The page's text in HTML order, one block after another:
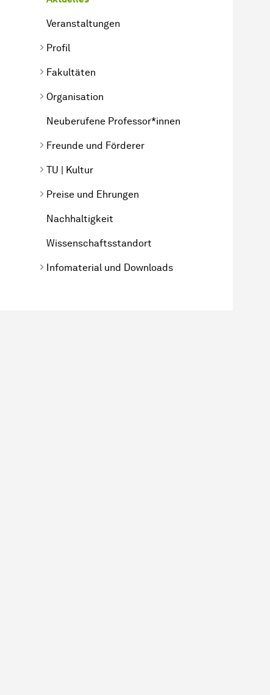
Veranstaltungen
Profil
Fakultäten
Organisation
Neuberufene Professor*innen
Freunde und Förderer
TU | Kultur
Preise und Ehrungen
Nachhaltigkeit
Wissenschaftsstandort
Infomaterial und Downloads